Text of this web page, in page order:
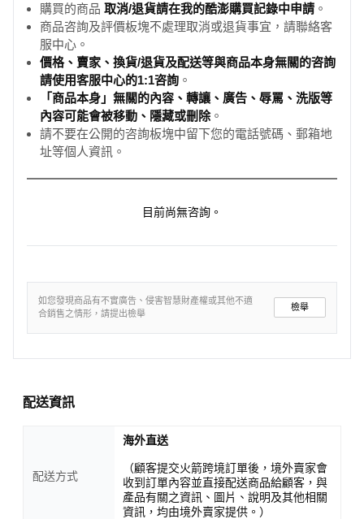
購買的商品 取消/退貨請在我的酷澎購買記錄中申請 。
商品咨詢及評價板塊不處理取消或退貨事宜，請聯絡客
服中心。
價格、賣家、換貨/退貨及配送等與商品本身無關的咨詢
請使用客服中心的1:1咨詢 。
「商品本身」無關的內容、轉讓、廣告、辱罵、洗版等
內容可能會被移動、隱藏或刪除。
請不要在公開的咨詢板塊中留下您的電話號碼、郵箱地
址等個人資訊。
目前尚無咨詢。
如您發現商品有不實廣告、侵害智慧財產權或其他不適
合銷售之情形，請提出檢舉
檢舉
配送資訊
配送方式
海外直送
（顧客提交火箭跨境訂單後，境外賣家會
收到訂單內容並直接配送商品給顧客，與
產品有關之資訊、圖片、說明及其他相關
資訊，均由境外賣家提供。）